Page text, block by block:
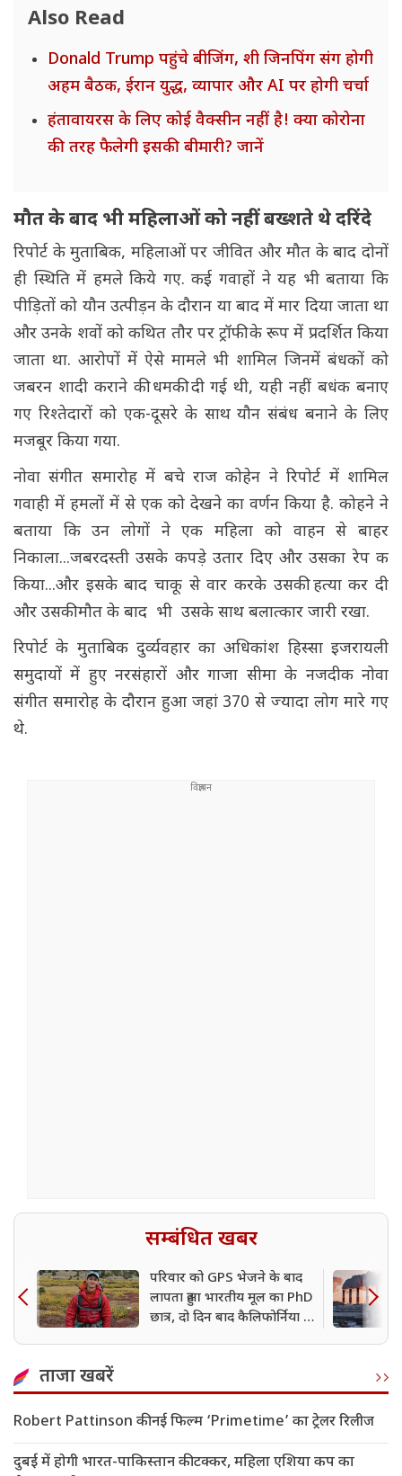
Also Read
Donald Trump पहुंचे बीजिंग, शी जिनपिंग संग होगी
अहम बैठक, ईरान युद्ध, व्यापार और AI पर होगी चर्चा
हंतावायरस के लिए कोई वैक्सीन नहीं है! क्या कोरोना
की तरह फैलेगी इसकी बीमारी? जानें
मौत के बाद भी महिलाओं को नहीं बख्शते थे दरिंदे
रिपोर्ट के मुताबिक, महिलाओं पर जीवित और मौत के बाद दोनों
ही स्थिति में हमले किये गए. कई गवाहों ने यह भी बताया कि
पीड़ितों को यौन उत्पीड़न के दौरान या बाद में मार दिया जाता था
और उनके शवों को कथित तौर पर ट्रॉफी के रूप में प्रदर्शित किया
जाता था. आरोपों में ऐसे मामले भी शामिल जिनमें बंधकों को
जबरन शादी कराने की धमकी दी गई थी, यही नहीं बधंक बनाए
गए रिश्तेदारों को एक-दूसरे के साथ यौन संबंध बनाने के लिए
मजबूर किया गया.
नोवा संगीत समारोह में बचे राज कोहेन ने रिपोर्ट में शामिल
गवाही में हमलों में से एक को देखने का वर्णन किया है. कोहने ने
बताया कि उन लोगों ने एक महिला को वाहन से बाहर
निकाला...जबरदस्ती उसके कपड़े उतार दिए और उसका रेप क
किया...और इसके बाद चाकू से वार करके उसकी हत्या कर दी
और उसकी मौत के बाद भी उसके साथ बलात्कार जारी रखा.
रिपोर्ट के मुताबिक दुर्व्यवहार का अधिकांश हिस्सा इजरायली
समुदायों में हुए नरसंहारों और गाजा सीमा के नजदीक नोवा
संगीत समारोह के दौरान हुआ जहां 370 से ज्यादा लोग मारे गए
थे.
सम्बंधित खबर
परिवार को GPS भेजने के बाद
लापता हुआ भारतीय मूल का PhD
छात्र, दो दिन बाद कैलिफोर्निया में
ताजा खबरें
Robert Pattinson की नई फिल्म ‘Primetime’ का ट्रेलर रिलीज
दुबई में होगी भारत-पाकिस्तान की टक्कर, महिला एशिया कप का